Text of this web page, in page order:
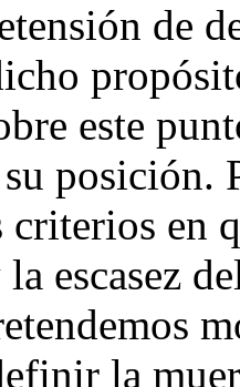
de
este
posición.
en
escasez
la